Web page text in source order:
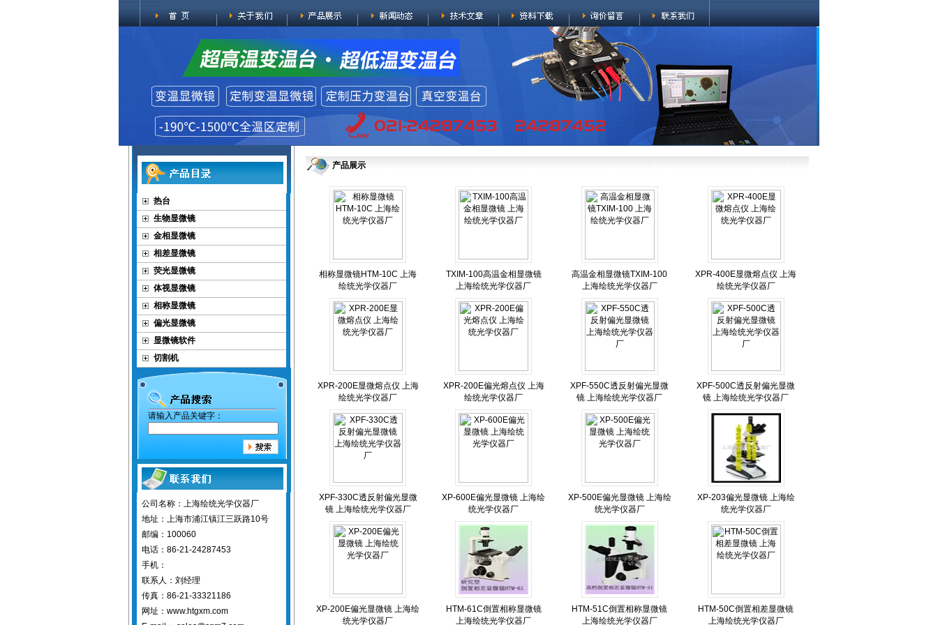
热台
生物显微镜
金相显微镜
相差显微镜
荧光显微镜
体视显微镜
相称显微镜
偏光显微镜
显微镜软件
切割机
请输入产品关键字：
公司名称：上海绘统光学仪器厂
地址：上海市浦江镇江三跃路10号
邮编：100060
电话：86-21-24287453
手机：
联系人：刘经理
传真：86-21-33321186
网址：www.htgxm.com
产品展示
相称显微镜HTM-10C 上海
绘统光学仪器厂
TXIM-100高温金相显微镜
上海绘统光学仪器厂
高温金相显微镜TXIM-100
上海绘统光学仪器厂
XPR-400E显微熔点仪 上海
绘统光学仪器厂
XPR-200E显微熔点仪 上海
绘统光学仪器厂
XPR-200E偏光熔点仪 上海
绘统光学仪器厂
XPF-550C透反射偏光显微
镜 上海绘统光学仪器厂
XPF-500C透反射偏光显微
镜 上海绘统光学仪器厂
XPF-330C透反射偏光显微
镜 上海绘统光学仪器厂
XP-600E偏光显微镜 上海绘
统光学仪器厂
XP-500E偏光显微镜 上海绘
统光学仪器厂
XP-203偏光显微镜 上海绘
统光学仪器厂
XP-200E偏光显微镜 上海绘
统光学仪器厂
HTM-61C倒置相称显微镜
上海绘统光学仪器厂
HTM-51C倒置相称显微镜
上海绘统光学仪器厂
HTM-50C倒置相差显微镜
上海绘统光学仪器厂